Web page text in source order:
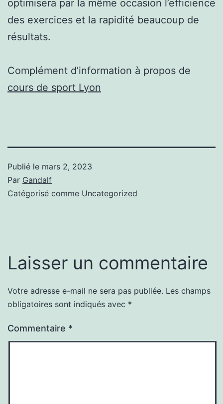
optimisera par la même occasion l’efficience
des exercices et la rapidité beaucoup de
résultats.
Complément d’information à propos de
cours de sport Lyon
Publié le mars 2, 2023
Par Gandalf
Catégorisé comme Uncategorized
Laisser un commentaire
Votre adresse e-mail ne sera pas publiée. Les champs
obligatoires sont indiqués avec *
Commentaire *